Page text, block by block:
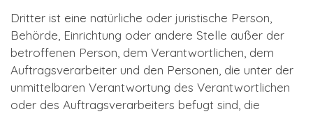
Dritter ist eine natürliche oder juristische Person,
Behörde, Einrichtung oder andere Stelle außer der
betroffenen Person, dem Verantwortlichen, dem
Auftragsverarbeiter und den Personen, die unter der
unmittelbaren Verantwortung des Verantwortlichen
oder des Auftragsverarbeiters befugt sind, die